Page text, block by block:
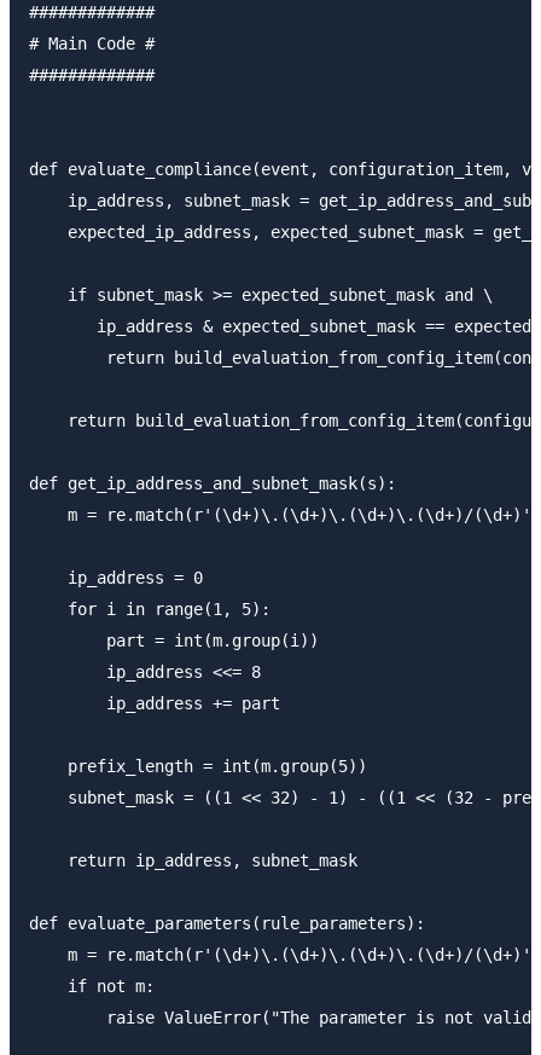
#############
# Main Code #
#############
def evaluate_compliance(event, configuration_item,
ip_address, subnet_mask =
expected_ip_address, expected_subnet_mask =
    if subnet_mask >= expected_subnet_mask and \
ip_address & expected_subnet_mask ==
return
return
def get_ip_address_and_subnet_mask(s):
m = re.match(r'(\d+)\.(\d+)\.(\d+)\.(\d+)/
    ip_address = 0
    for i in range(1, 5):
        part = int(m.group(i))
        ip_address <<= 8
        ip_address += part
    prefix_length = int(m.group(5))
subnet_mask = ((1 << 32) - 1) - ((1 << (32 -
    return ip_address, subnet_mask
def evaluate_parameters(rule_parameters):
m = re.match(r'(\d+)\.(\d+)\.(\d+)\.(\d+)/
    if not m:
raise ValueError("The parameter is not